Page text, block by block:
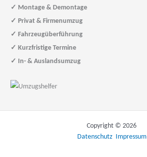
✓ Montage & Demontage
✓ Privat & Firmenumzug
✓ Fahrzeugüberführung
✓ Kurzfristige Termine
✓ In- & Auslandsumzug
Copyright © 2026
Datenschutz
Impressum